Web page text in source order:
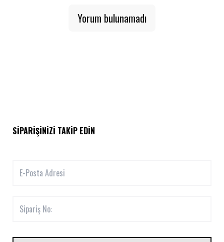
Yorum bulunamadı
SIPARIŞINIZI TAKIP EDIN